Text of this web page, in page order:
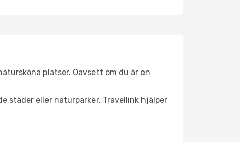
platser. Oavsett om du är en
städer eller naturparker. Travellink hjälper